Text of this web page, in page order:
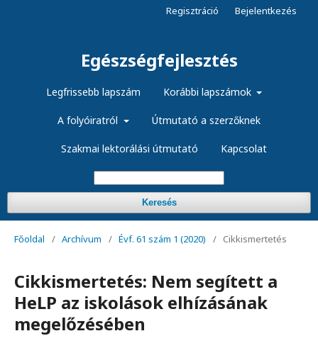
Egészségfejlesztés
Legfrissebb lapszám Korábbi lapszámok
A folyóiratról Útmutató a szerzőknek
Szakmai lektorálási útmutató Kapcsolat
Keresés
Regisztráció Bejelentkezés
Főoldal / Archívum / Évf. 61 szám 1 (2020) / Cikkismertetés
Cikkismertetés: Nem segített a
HeLP az iskolások elhízásának
megelőzésében